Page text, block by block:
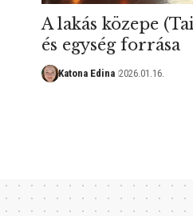
A lakás közepe
és egység forrása
Katona Edina 2026.01.16.